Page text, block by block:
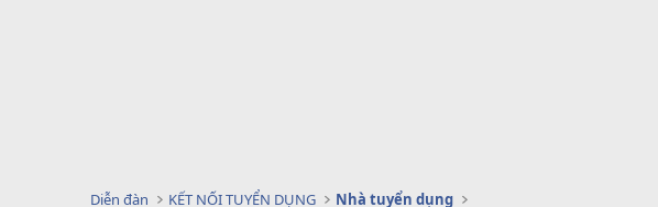
Diễn đàn KẾT NỐI TUYỂN DỤNG Nhà tuyển dụng